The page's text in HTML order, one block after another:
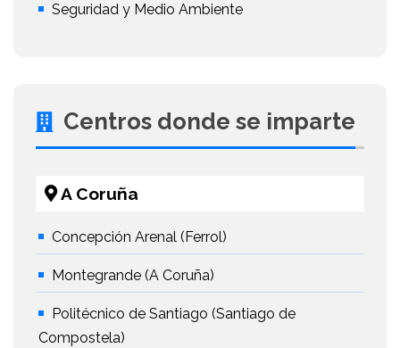
Seguridad y Medio Ambiente
Centros donde se imparte
A Coruña
Concepción Arenal (Ferrol)
Montegrande (A Coruña)
Politécnico de Santiago (Santiago de
Compostela)